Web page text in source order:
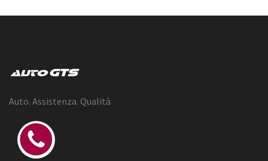
Auto. Assistenza. Qualità